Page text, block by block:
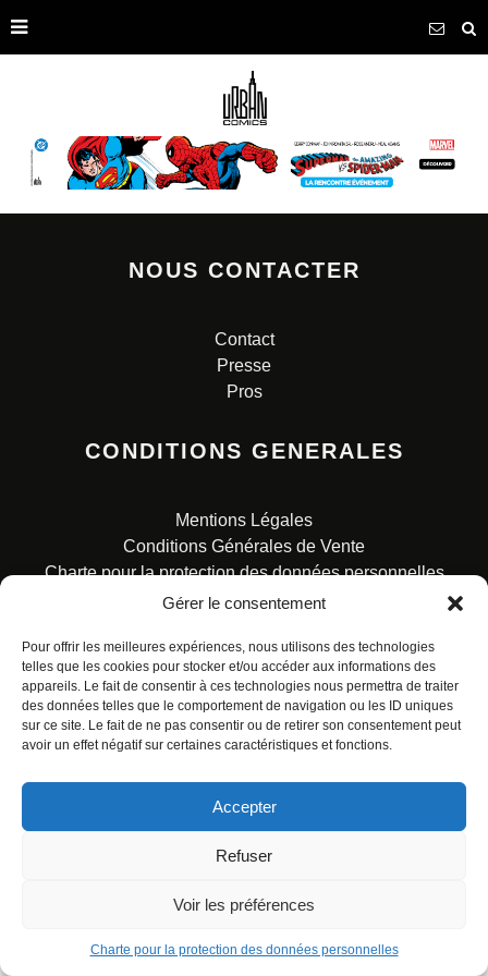
Gérer le consentement
Pour offrir les meilleures expériences, nous utilisons des technologies
telles que les cookies pour stocker et/ou accéder aux informations des
appareils. Le fait de consentir à ces technologies nous permettra de traiter
des données telles que le comportement de navigation ou les ID uniques
sur ce site. Le fait de ne pas consentir ou de retirer son consentement peut
avoir un effet négatif sur certaines caractéristiques et fonctions.
Accepter
Refuser
Voir les préférences
Charte pour la protection des données personnelles
NOUS CONTACTER
Contact
Presse
Pros
CONDITIONS GENERALES
Mentions Légales
Conditions Générales de Vente
Charte pour la protection des données personnelles
© ALL RIGHTS RESERVED. URBAN COMICS POUR LES
ÉDITIONS FRANÇAISES.